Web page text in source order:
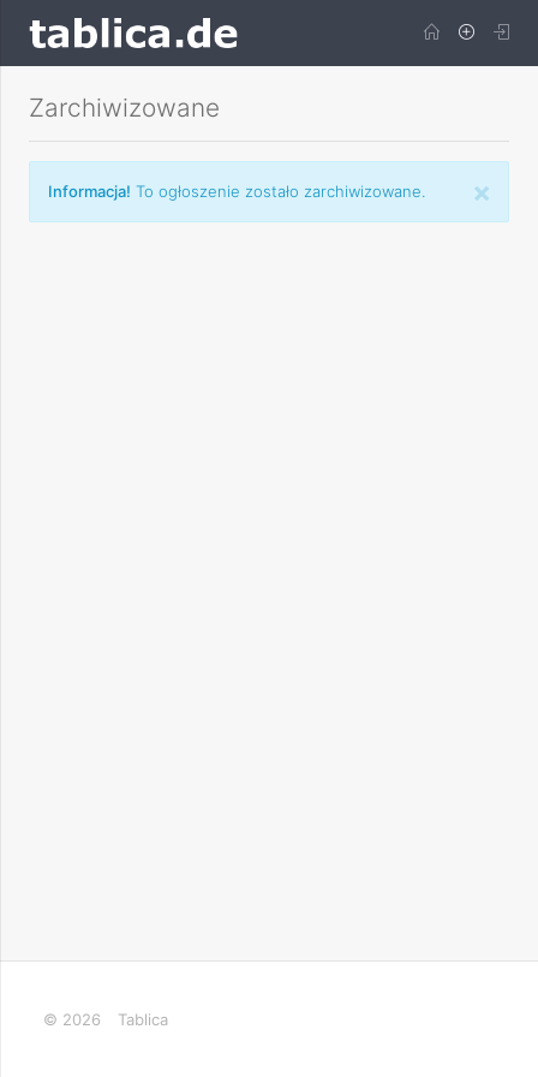
Zarchiwizowane
×
Informacja! To ogłoszenie zostało zarchiwizowane.
© 2026 Tablica